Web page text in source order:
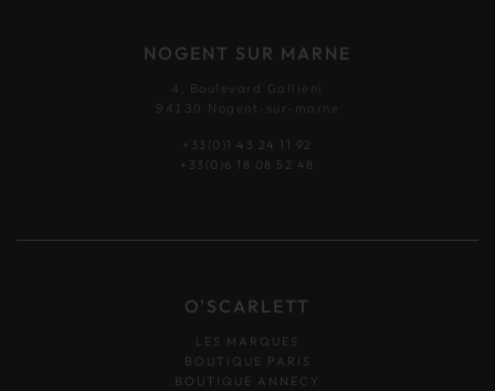
NOGENT SUR MARNE
4, Boulevard Gallieni
94130 Nogent-sur-marne
+33(0)1 43 24 11 92
+33(0)6 18 08 52 48
O'SCARLETT
LES MARQUES
BOUTIQUE PARIS
BOUTIQUE ANNECY